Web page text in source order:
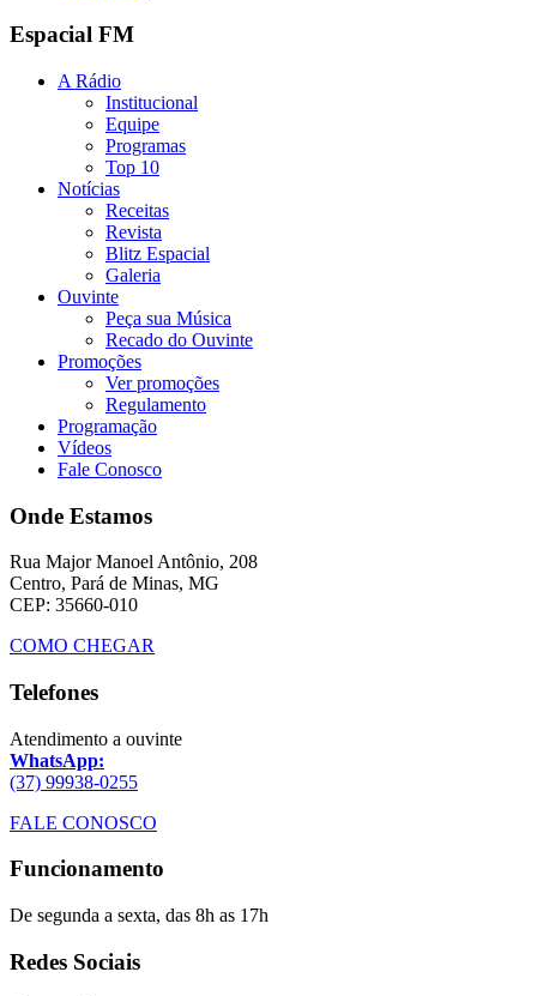
Espacial FM
A Rádio
Institucional
Equipe
Programas
Top 10
Notícias
Receitas
Revista
Blitz Espacial
Galeria
Ouvinte
Peça sua Música
Recado do Ouvinte
Promoções
Ver promoções
Regulamento
Programação
Vídeos
Fale Conosco
Onde Estamos
Rua Major Manoel Antônio, 208
Centro, Pará de Minas, MG
CEP: 35660-010
COMO CHEGAR
Telefones
Atendimento a ouvinte
WhatsApp:
(37) 99938-0255
FALE CONOSCO
Funcionamento
De segunda a sexta, das 8h as 17h
Redes Sociais